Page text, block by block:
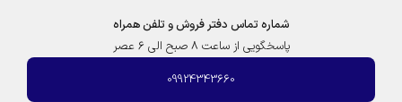
شماره تماس دفتر فروش و تلفن همراه
پاسخگویی از ساعت 8 صبح الی 6 عصر
09924343660